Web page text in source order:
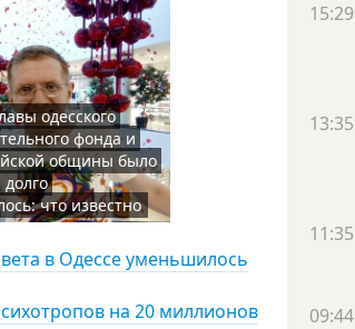
одесского
фонда и
общины было
что известно
в Одессе уменьшилось
на 20 миллионов
15:29
13:35
11:35
09:44